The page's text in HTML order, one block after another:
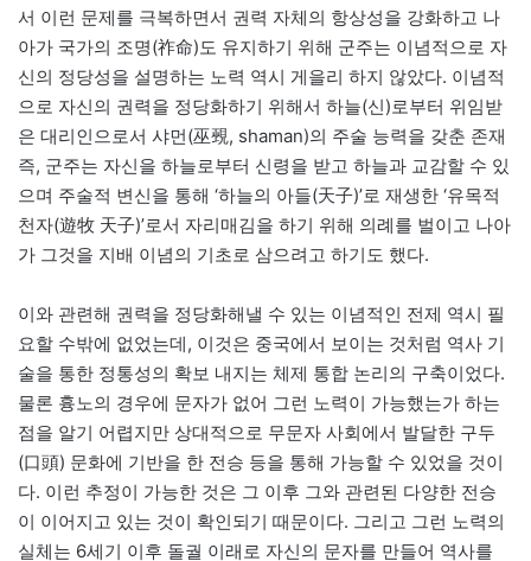
서 이런 문제를 극복하면서 권력 자체의 항상성을 강화하고 나
아가 국가의 조명(祚命)도 유지하기 위해 군주는 이념적으로 자
신의 정당성을 설명하는 노력 역시 게을리 하지 않았다. 이념적
으로 자신의 권력을 정당화하기 위해서 하늘(신)로부터 위임받
은 대리인으로서 샤먼(巫覡, shaman)의 주술 능력을 갖춘 존재
즉, 군주는 자신을 하늘로부터 신령을 받고 하늘과 교감할 수 있
으며 주술적 변신을 통해 ‘하늘의 아들(天子)’로 재생한 ‘유목적
천자(遊牧 天子)’로서 자리매김을 하기 위해 의례를 벌이고 나아
가 그것을 지배 이념의 기초로 삼으려고 하기도 했다.
이와 관련해 권력을 정당화해낼 수 있는 이념적인 전제 역시 필
요할 수밖에 없었는데, 이것은 중국에서 보이는 것처럼 역사 기
술을 통한 정통성의 확보 내지는 체제 통합 논리의 구축이었다.
물론 흉노의 경우에 문자가 없어 그런 노력이 가능했는가 하는
점을 알기 어렵지만 상대적으로 무문자 사회에서 발달한 구두
(口頭) 문화에 기반을 한 전승 등을 통해 가능할 수 있었을 것이
다. 이런 추정이 가능한 것은 그 이후 그와 관련된 다양한 전승
이 이어지고 있는 것이 확인되기 때문이다. 그리고 그런 노력의
실체는 6세기 이후 돌궐 이래로 자신의 문자를 만들어 역사를